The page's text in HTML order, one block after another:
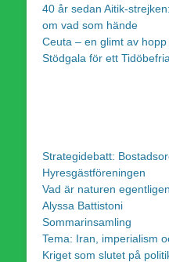
40 år sedan Aitik-
om vad som hände
Ceuta – en glimt av
Stödgala för ett
Strategidebatt:
Hyresgästföreningen
Vad är naturen
Alyssa Battistoni
Sommarinsamling
Tema: Iran, imperialism
Kriget som slutet på